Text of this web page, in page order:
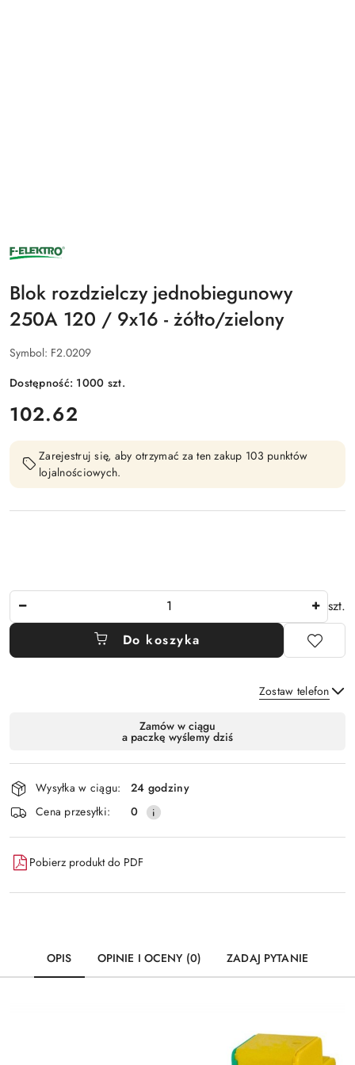
NAZWA
PRODUCENTA:
Blok rozdzielczy jednobiegunowy
250A 120 / 9x16 - żółto/zielony
Symbol: F2.0209
Dostępność: 1000 szt.
cena:
102.62
Zarejestruj się, aby otrzymać za ten zakup 103 punktów
lojalnościowych.
szt.
Do koszyka
Zostaw telefon
Wyślij
dostawa
Zamów w ciągu
a paczkę wyślemy dziś
Wysyłka w ciągu:
24 godziny
Cena przesyłki:
0
Pobierz produkt do PDF
OPIS OPINIE I OCENY (0) ZADAJ PYTANIE